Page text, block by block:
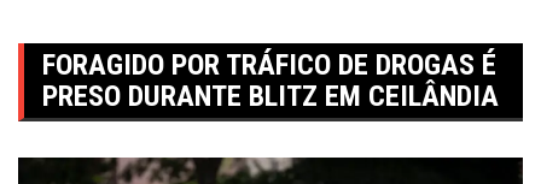
FORAGIDO POR TRÁFICO DE DROGAS É
PRESO DURANTE BLITZ EM CEILÂNDIA